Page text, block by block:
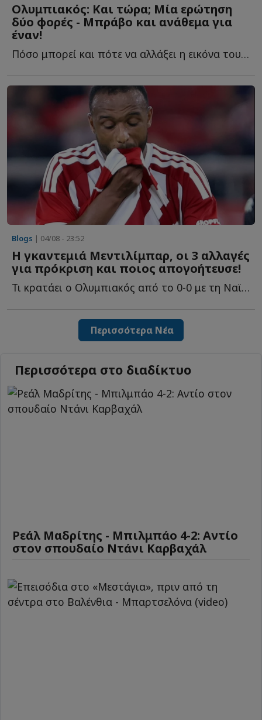
Ολυμπιακός: Και τώρα; Μία ερώτηση
δύο φορές - Μπράβο και ανάθεμα για
έναν!
Πόσο μπορεί και πότε να αλλάξει η εικόνα του Ολυμπιακού, η...
Blogs | 04/08 - 23:52
Η γκαντεμιά Μεντιλίμπαρ, οι 3 αλλαγές
για πρόκριση και ποιος απογοήτευσε!
Τι κρατάει ο Ολυμπιακός από το 0-0 με τη Ναϊμέγκεν, πώς θ...
Περισσότερα Νέα
Περισσότερα στο διαδίκτυο
Ρεάλ Μαδρίτης - Μπιλμπάο 4-2: Αντίο
στον σπουδαίο Ντάνι Καρβαχάλ